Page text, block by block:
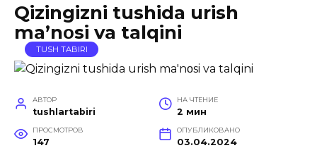
Qizingizni tushida urish
ma’nοsi va talqini
TUSH TABIRI
АВТОР
tushlartabiri
НА ЧТЕНИЕ
2 мин
ПРОСМОТРОВ
147
ОПУБЛИКОВАНО
03.04.2024